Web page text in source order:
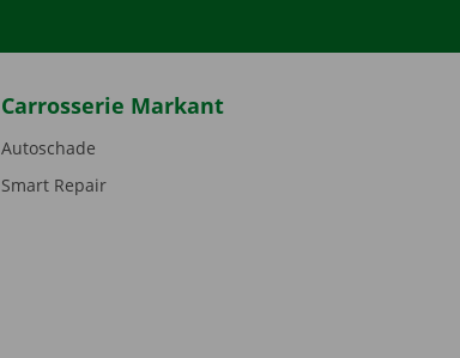
Carrosserie Markant
Autoschade
Smart Repair